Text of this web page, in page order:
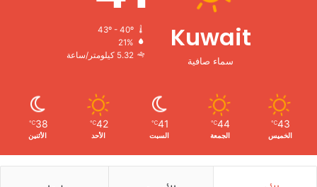
Kuwait
سماء صافية
43º - 40º
21%
5.32 كيلومتر/ساعة
43
℃
الخميس
44
℃
الجمعة
41
℃
السبت
42
℃
الأحد
38
℃
الأثنين